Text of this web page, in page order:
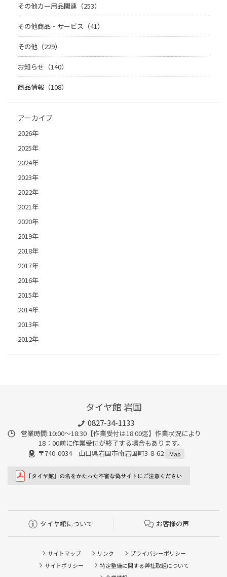
その他カー用品関連（253）
その他商品・サービス（41）
その他（229）
お知らせ（140）
商品情報（108）
アーカイブ
2026年
2025年
2024年
2023年
2022年
2021年
2020年
2019年
2018年
2017年
2016年
2015年
2014年
2013年
2012年
タイヤ館 岩国
0827-34-1133
営業時間:10:00〜18:30【作業受付は18:00迄】作業状況により
18：00前に作業受付が終了する場合もあります。
〒740-0034 山口県岩国市南岩国町3-8-62
Map
タイヤ館について お客様の声
サイトマップ リンク
プライバシーポリシー
サイトポリシー
特定整備に関する弊社取組について